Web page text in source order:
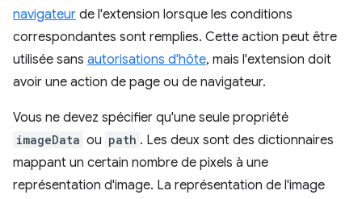
navigateur de l'extension lorsque les conditions
correspondantes sont remplies. Cette action peut être
utilisée sans autorisations d'hôte, mais l'extension doit
avoir une action de page ou de navigateur.
Vous ne devez spécifier qu'une seule propriété
imageData ou path . Les deux sont des dictionnaires
mappant un certain nombre de pixels à une
représentation d'image. La représentation de l'image